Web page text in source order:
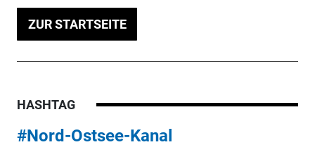
ZUR STARTSEITE
HASHTAG
#Nord-Ostsee-Kanal